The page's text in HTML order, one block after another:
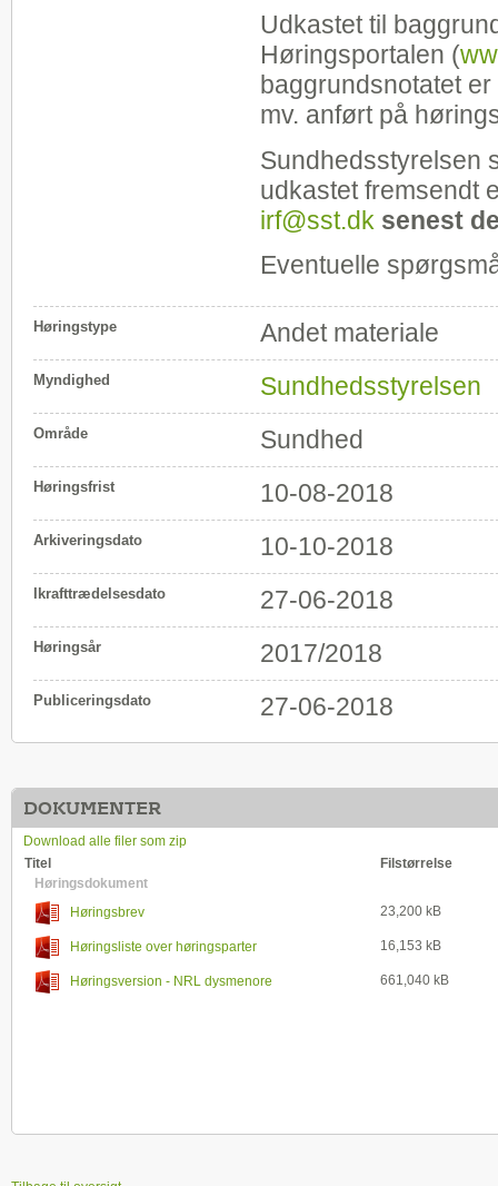
Udkastet til
Høringsportalen (
baggrundsnotatet
mv. anført på
Sundhedsstyrelsen
udkastet fremsendt
irf@sst.dk senest
Eventuelle
Høringstype Andet materiale
Myndighed Sundhedsstyrelsen
Område Sundhed
Høringsfrist 10-08-2018
Arkiveringsdato 10-10-2018
Ikrafttrædelsesdato 27-06-2018
Høringsår 2017/2018
Publiceringsdato 27-06-2018
DOKUMENTER
Download alle filer som zip
Titel
Filstørrelse
Høringsdokument
Høringsbrev
23,200 kB
Høringsliste over høringsparter 16,153 kB
Høringsversion - NRL dysmenore 661,040 kB